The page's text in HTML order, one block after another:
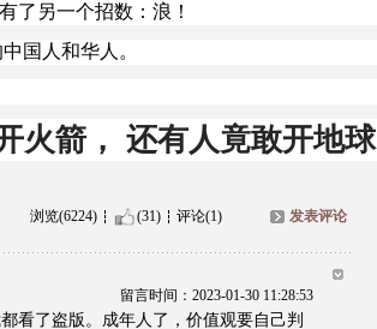
了另一个招数：浪！
国人和华人。
火箭， 还有人竟敢开地球
浏览(6224) (31) 评论(1) 发表评论
留言时间：2023-01-30 11:28:53
看了盗版。成年人了，价值观要自己判